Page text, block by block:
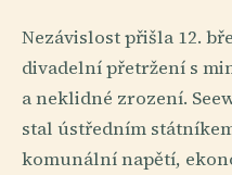
Nezávislost přišla 12.
divadelní přetržení s
a neklidné zrození.
stal ústředním
komunální napětí,